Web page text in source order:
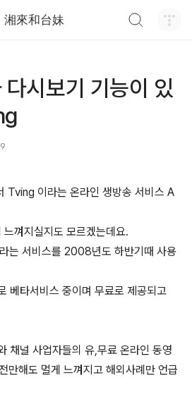
湘來和台妹
시보기 기능이 있
Tving 이라는 온라인 생방송 서비스 A
껴지실지도 모르겠는데요.
는 서비스를 2008년도 하반기때 사용
베타서비스 중이며 무료로 제공되고
채널 사업자들의 유,무료 온라인 동영
만해도 멀게 느껴지고 해외사례만 언급